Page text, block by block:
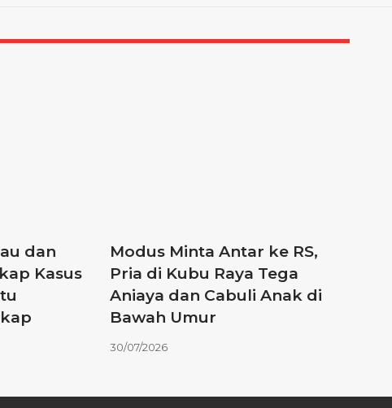
dan
Kasus
Modus Minta Antar ke RS,
Pria di Kubu Raya Tega
Aniaya dan Cabuli Anak di
Bawah Umur
30/07/2026